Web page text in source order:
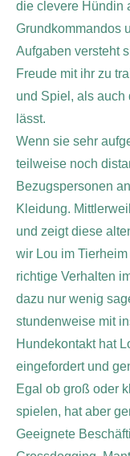
die clevere Hündin
Grundkommandos
Aufgaben versteht
Freude mit ihr zu
und Spiel, als auch
lässt.
Wenn sie sehr
teilweise noch
Bezugspersonen
Kleidung.
und zeigt diese
wir Lou im
richtige Verhalten
dazu nur wenig
stundenweise mit
Hundekontakt hat
eingefordert und
Egal ob groß oder
spielen, hat aber
Geeignete